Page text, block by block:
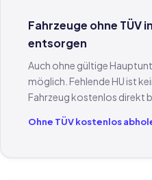
Fahrzeuge ohne TÜV
entsorgen
Auch ohne gültige
möglich. Fehlende HU ist
Fahrzeug kostenlos direkt
Ohne TÜV kostenlos